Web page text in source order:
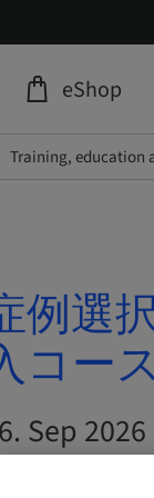
eShop
Training, education
例選
コー
Sep